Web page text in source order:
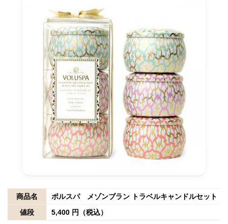
商品名
ボルスパ メゾンブラン トラベルキャンドルセット
値段
5,400 円（税込）